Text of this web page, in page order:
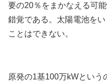
要の20％をまかなえる可
錯覚である。太陽電池を
ことはできない。
原発の1基100万kWという